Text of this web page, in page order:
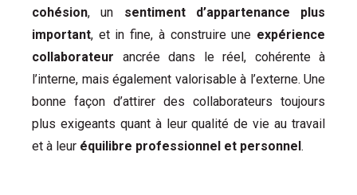
cohésion, un sentiment d’appartenance plus
important, et in fine, à construire une expérience
collaborateur ancrée dans le réel, cohérente à
l’interne, mais également valorisable à l’externe. Une
bonne façon d’attirer des collaborateurs toujours
plus exigeants quant à leur qualité de vie au travail
et à leur équilibre professionnel et personnel.